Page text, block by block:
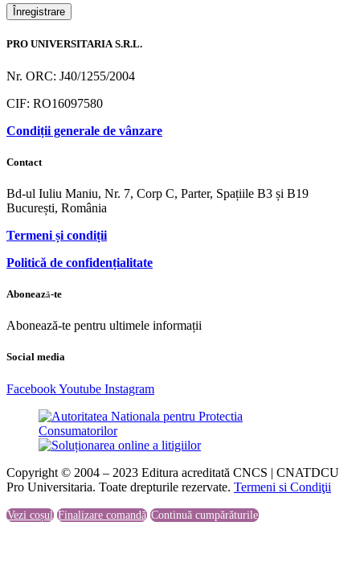
Înregistrare
PRO UNIVERSITARIA S.R.L.
Nr. ORC: J40/1255/2004
CIF: RO16097580
Condiții generale de vânzare
Contact
Bd-ul Iuliu Maniu, Nr. 7, Corp C, Parter, Spațiile B3 și B19
București, România
Termeni și condiții
Politică de confidențialitate
Abonează-te
Abonează-te pentru ultimele informații
Social media
FacebookYoutube Instagram
Copyright © 2004 – 2023 Editura acreditată CNCS | CNATDCU
Pro Universitaria. Toate drepturile rezervate. Termeni si Condiţii
Vezi coșul Finalizare comandă Continuă cumpărăturile